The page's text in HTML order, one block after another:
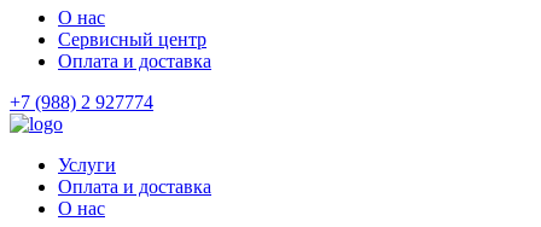
О нас
Сервисный центр
Оплата и доставка
+7 (988) 2 927774
Услуги
Оплата и доставка
О нас